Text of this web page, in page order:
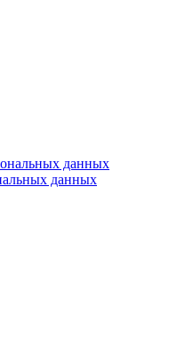
данных
данных